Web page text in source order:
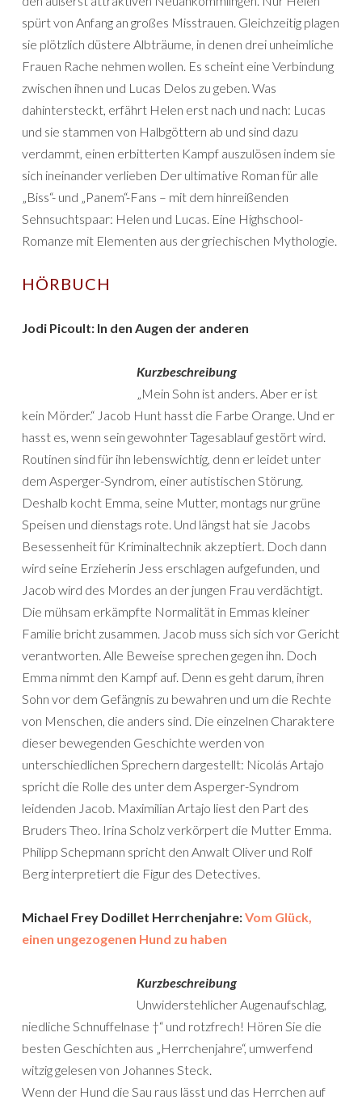
spürt von Anfang an großes Misstrauen. Gleichzeitig plagen
sie plötzlich düstere Albträume, in denen drei unheimliche
Frauen Rache nehmen wollen. Es scheint eine Verbindung
zwischen ihnen und Lucas Delos zu geben. Was
dahintersteckt, erfährt Helen erst nach und nach: Lucas
und sie stammen von Halbgöttern ab und sind dazu
verdammt, einen erbitterten Kampf auszulösen indem sie
sich ineinander verlieben Der ultimative Roman für alle
„Biss“- und „Panem“-Fans – mit dem hinreißenden
Sehnsuchtspaar: Helen und Lucas. Eine Highschool-
Romanze mit Elementen aus der griechischen Mythologie.
HÖRBUCH
Jodi Picoult: In den Augen der anderen
Kurzbeschreibung
„Mein Sohn ist anders. Aber er ist
kein Mörder.“ Jacob Hunt hasst die Farbe Orange. Und er
hasst es, wenn sein gewohnter Tagesablauf gestört wird.
Routinen sind für ihn lebenswichtig, denn er leidet unter
dem Asperger-Syndrom, einer autistischen Störung.
Deshalb kocht Emma, seine Mutter, montags nur grüne
Speisen und dienstags rote. Und längst hat sie Jacobs
Besessenheit für Kriminaltechnik akzeptiert. Doch dann
wird seine Erzieherin Jess erschlagen aufgefunden, und
Jacob wird des Mordes an der jungen Frau verdächtigt.
Die mühsam erkämpfte Normalität in Emmas kleiner
Familie bricht zusammen. Jacob muss sich sich vor Gericht
verantworten. Alle Beweise sprechen gegen ihn. Doch
Emma nimmt den Kampf auf. Denn es geht darum, ihren
Sohn vor dem Gefängnis zu bewahren und um die Rechte
von Menschen, die anders sind. Die einzelnen Charaktere
dieser bewegenden Geschichte werden von
unterschiedlichen Sprechern dargestellt: Nicolás Artajo
spricht die Rolle des unter dem Asperger-Syndrom
leidenden Jacob. Maximilian Artajo liest den Part des
Bruders Theo. Irina Scholz verkörpert die Mutter Emma.
Philipp Schepmann spricht den Anwalt Oliver und Rolf
Berg interpretiert die Figur des Detectives.
Michael Frey Dodillet Herrchenjahre:Vom Glück,
einen ungezogenen Hund zu haben
Kurzbeschreibung
Unwiderstehlicher Augenaufschlag,
niedliche Schnuffelnase †“ und rotzfrech! Hören Sie die
besten Geschichten aus „Herrchenjahre“, umwerfend
witzig gelesen von Johannes Steck.
Wenn der Hund die Sau raus lässt und das Herrchen auf